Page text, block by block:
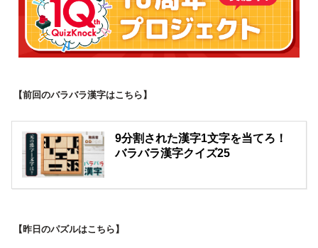
【前回のバラバラ漢字はこちら】
9分割された漢字1文字を当てろ！
バラバラ漢字クイズ25
【昨日のパズルはこちら】